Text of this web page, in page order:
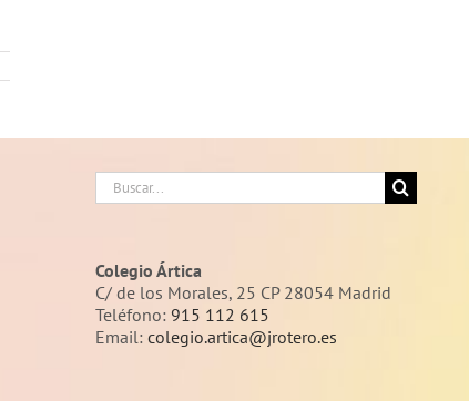
Buscar:
Colegio Ártica
C/ de los Morales, 25 CP 28054 Madrid
Teléfono: 915 112 615
Email: colegio.artica@jrotero.es